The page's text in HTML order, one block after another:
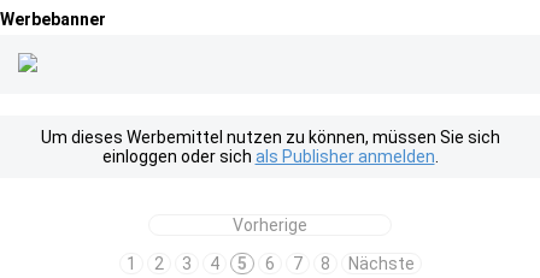
Werbebanner
Um dieses Werbemittel nutzen zu können, müssen Sie sich
einloggen oder sich als Publisher anmelden
Vorherige
1
2 3 4 5 6 7 8 Nächste